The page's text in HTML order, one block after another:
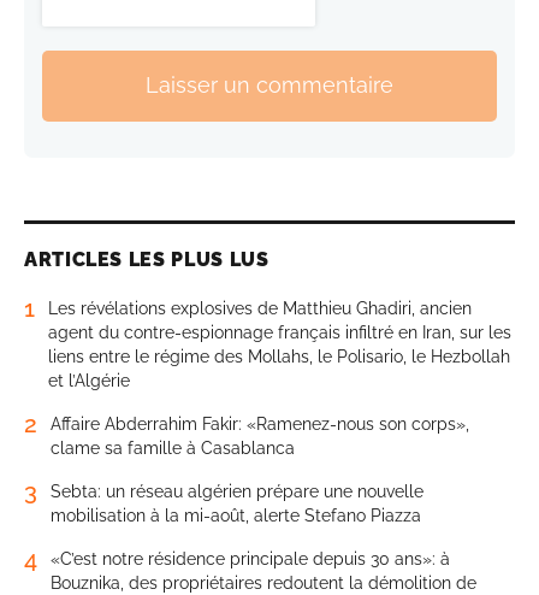
Laisser un commentaire
ARTICLES LES PLUS LUS
1
Les révélations explosives de Matthieu Ghadiri, ancien
agent du contre-espionnage français infiltré en Iran, sur les
liens entre le régime des Mollahs, le Polisario, le Hezbollah
et l’Algérie
2
Affaire Abderrahim Fakir: «Ramenez-nous son corps»,
clame sa famille à Casablanca
3
Sebta: un réseau algérien prépare une nouvelle
mobilisation à la mi-août, alerte Stefano Piazza
4
«C’est notre résidence principale depuis 30 ans»: à
Bouznika, des propriétaires redoutent la démolition de